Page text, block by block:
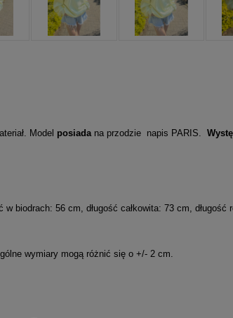
Model posiadana przodzie napis PARIS.
biodrach: 56 cm, długość całkowita: 73 cm, długość
wymiary mogą różnić się o +/- 2 cm.